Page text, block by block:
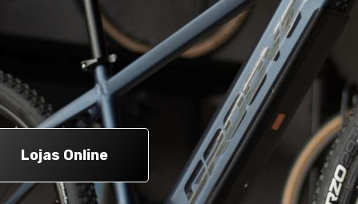
sair
Lojas Online